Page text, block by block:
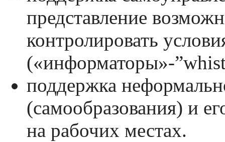
представление
контролировать
(«информаторы»-
поддержка
(самообразования) и
на рабочих местах.